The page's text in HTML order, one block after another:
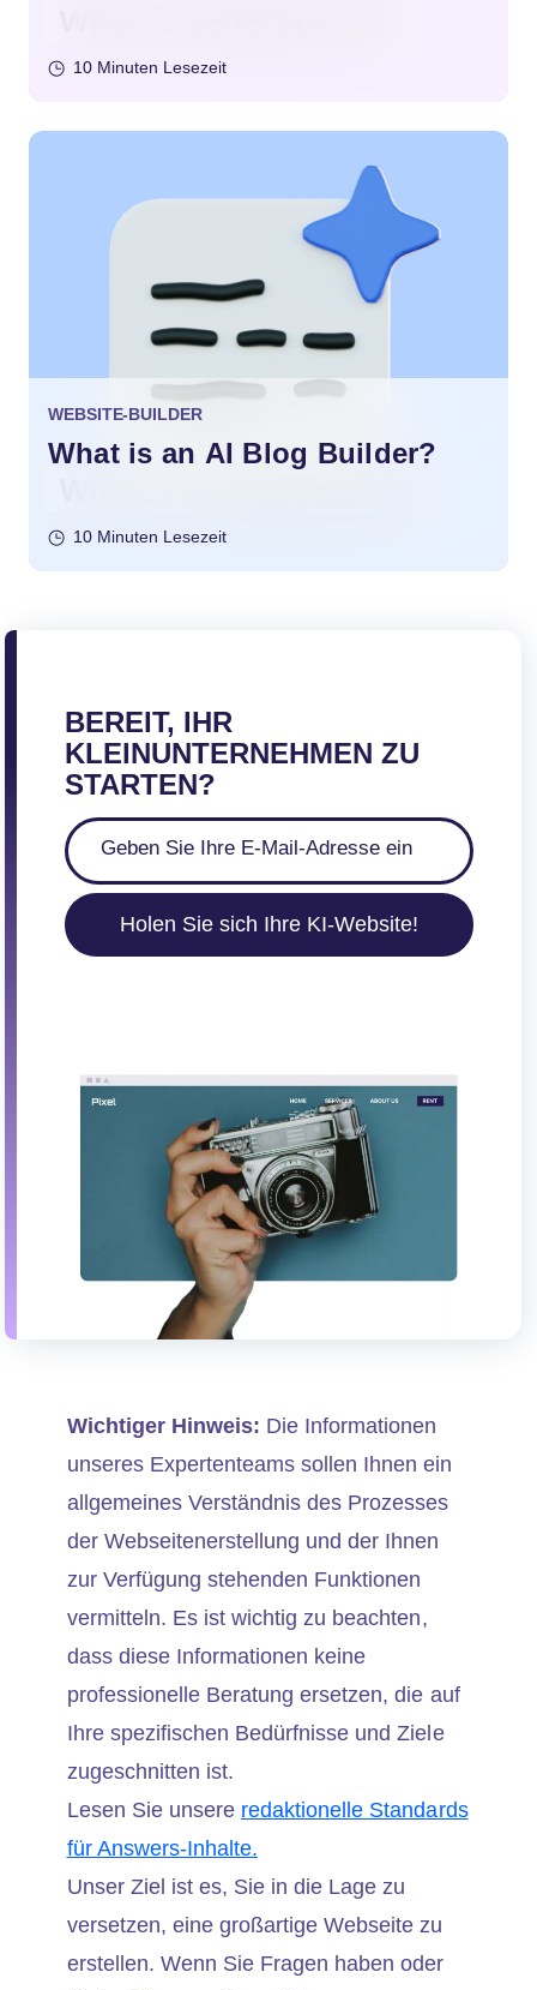
10 Minuten Lesezeit
WEBSITE-BUILDER
What is an AI Blog Builder?
10 Minuten Lesezeit
BEREIT, IHR
KLEINUNTERNEHMEN ZU
STARTEN?
Holen Sie sich Ihre KI-Website!
Wichtiger Hinweis: Die Informationen
unseres Expertenteams sollen Ihnen ein
allgemeines Verständnis des Prozesses
der Webseitenerstellung und der Ihnen
zur Verfügung stehenden Funktionen
vermitteln. Es ist wichtig zu beachten,
dass diese Informationen keine
professionelle Beratung ersetzen, die auf
Ihre spezifischen Bedürfnisse und Ziele
zugeschnitten ist.
Lesen Sie unsere redaktionelle Standards
für Answers-Inhalte.
Unser Ziel ist es, Sie in die Lage zu
versetzen, eine großartige Webseite zu
erstellen. Wenn Sie Fragen haben oder